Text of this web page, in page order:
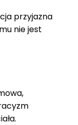
przyjazna
nie jest